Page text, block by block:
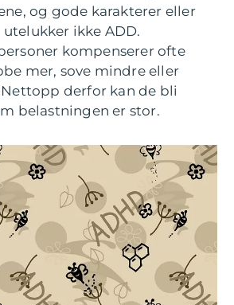
og gode karakterer eller
ikke ADD.
kompenserer ofte
mer, sove mindre eller
derfor kan de bli
belastningen er stor.